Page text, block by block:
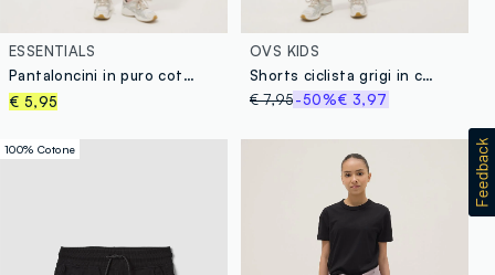
ESSENTIALS
Pantaloncini in puro cotone blu da ragazza regular fit
€ 5,95
OVS KIDS
Shorts ciclista grigi in cotone elasticizzato
€ 7,95-50%€ 3,97
100% Cotone